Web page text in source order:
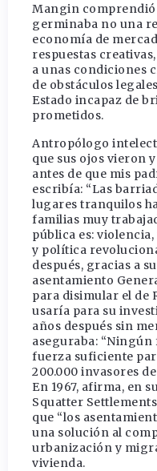
Mangin comprendió
germinaba no una
economía de
respuestas
a unas condiciones
de obstáculos
Estado incapaz de
prometidos.
Antropólogo
que sus ojos vieron
antes de que mis
escribía: “Las
lugares tranquilos
familias muy
pública es:
y política
después, gracias a
asentamiento
para disimular el de
usaría para su
años después sin
aseguraba:
fuerza suficiente
200.000 invasores
En 1967, afirma, en
Squatter
que “los
una solución al
urbanización y
vivienda.